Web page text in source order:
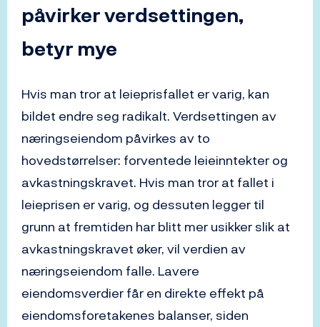
påvirker verdsettingen,
betyr mye
Hvis man tror at leieprisfallet er varig, kan
bildet endre seg radikalt. Verdsettingen av
næringseiendom påvirkes av to
hovedstørrelser: forventede leieinntekter og
avkastningskravet. Hvis man tror at fallet i
leieprisen er varig, og dessuten legger til
grunn at fremtiden har blitt mer usikker slik at
avkastningskravet øker, vil verdien av
næringseiendom falle. Lavere
eiendomsverdier får en direkte effekt på
eiendomsforetakenes balanser, siden